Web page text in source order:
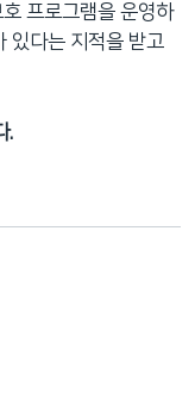
프로그램을 운영하
있다는 지적을 받고
.